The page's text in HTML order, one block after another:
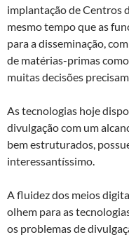
implantação de Centros
mesmo tempo que as
para a disseminação,
de matérias-primas
muitas decisões
As tecnologias hoje
divulgação com um
bem estruturados,
interessantíssimo.
A fluidez dos meios
olhem para as
os problemas de